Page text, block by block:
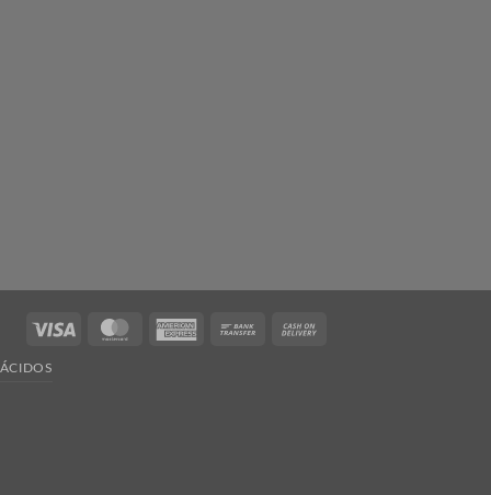
Visa MasterCardAmerican
Bank